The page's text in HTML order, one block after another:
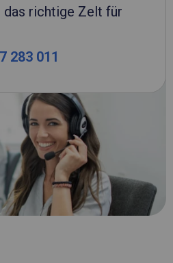
das richtige Zelt für
283 011